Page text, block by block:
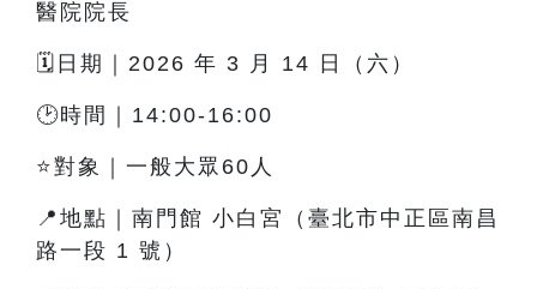
醫院院長
🗓️日期｜2026 年 3 月 14 日（六）
🕑時間｜14:00-16:00
⭐對象｜一般大眾60人
📍地點｜南門館 小白宮（臺北市中正區南昌
路一段 1 號）